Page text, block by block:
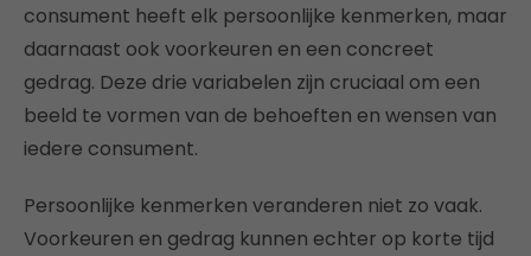
consument heeft elk persoonlijke kenmerken, maar
daarnaast ook voorkeuren en een concreet
gedrag. Deze drie variabelen zijn cruciaal om een
beeld te vormen van de behoeften en wensen van
iedere consument.
Persoonlijke kenmerken veranderen niet zo vaak.
Voorkeuren en gedrag kunnen echter op korte tijd